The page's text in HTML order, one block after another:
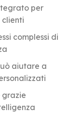
per
clienti
complessi di
aiutare a